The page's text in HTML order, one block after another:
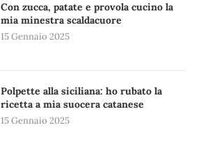
Con zucca, patate e provola cucino la
mia minestra scaldacuore
15 Gennaio 2025
Polpette alla siciliana: ho rubato la
ricetta a mia suocera catanese
15 Gennaio 2025